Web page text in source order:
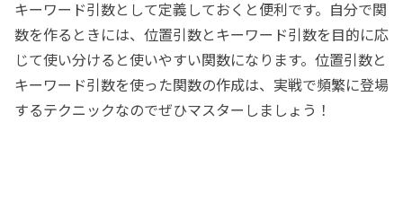
キーワード引数として定義しておくと便利です。自分で関
数を作るときには、位置引数とキーワード引数を目的に応
じて使い分けると使いやすい関数になります。位置引数と
キーワード引数を使った関数の作成は、実戦で頻繁に登場
するテクニックなのでぜひマスターしましょう！